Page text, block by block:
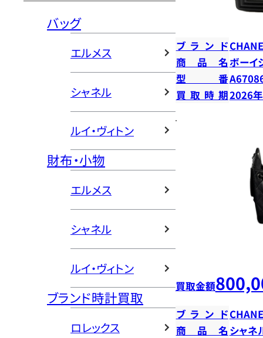
バッグ
エルメス
シャネル
ルイ・ヴィトン
財布・小物
エルメス
シャネル
ルイ・ヴィトン
ブランド時計買取
ロレックス
ブランド
商品名ボーイ
型番
買取時期2026
買取金額
ブランド
商品名 シャネ